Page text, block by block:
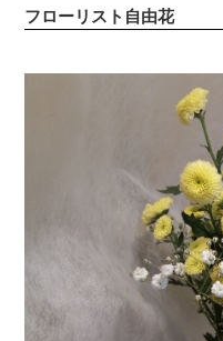
フローリスト自由花